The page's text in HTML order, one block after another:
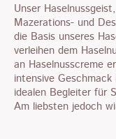
Unser
Mazerations- und
die Basis unseres
verleihen dem
an Haselnusscreme
intensive
idealen Begleiter für
Am liebsten jedoch